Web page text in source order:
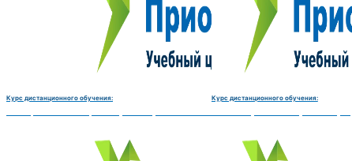
Курс дистанционного обучения: Курс дистанционного обучения: